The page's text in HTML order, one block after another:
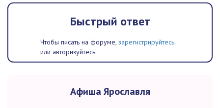
Быстрый ответ
Чтобы писать на форуме, зарегистрируйтесь
или авторизуйтесь.
Афиша Ярославля